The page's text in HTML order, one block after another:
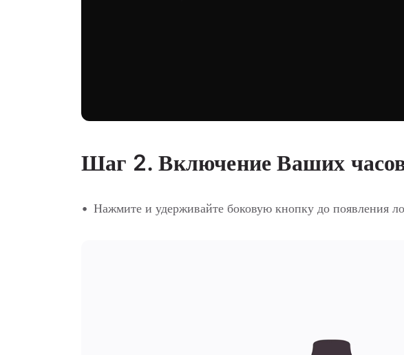
Шаг 2.Включение Ваших
Нажмите и удерживайте боковую кнопку до появления